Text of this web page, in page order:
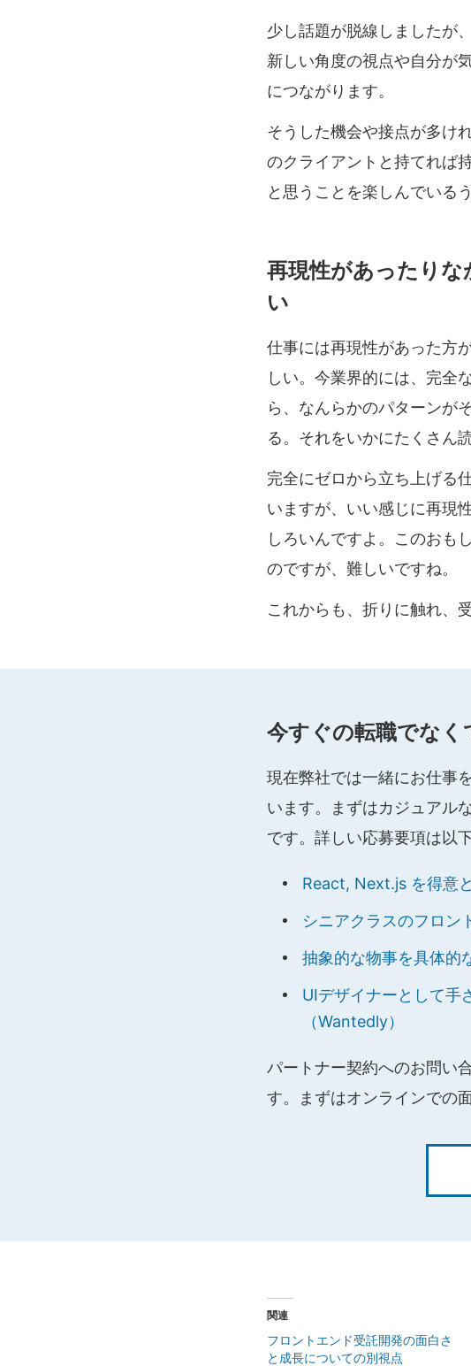
少し話題が脱線しましたが
新しい角度の視点や自分が
につながります。
そうした機会や接点が多け
のクライアントと持てれば
と思うことを楽しんでいる
再現性があったり
い
仕事には再現性があった方
しい。今業界的には、完全
ら、なんらかのパターンが
る。それをいかにたくさん
完全にゼロから立ち上げる
いますが、いい感じに再現
しろいんですよ。このおも
のですが、難しいですね。
これからも、折りに触れ、
今すぐの転職でな
現在弊社では一緒にお仕事
います。まずはカジュアル
です。詳しい応募要項は以
React, Next.js を得意
シニアクラスのフロン
抽象的な物事を具体的
UIデザイナーとして手
（Wantedly）
パートナー契約へのお問い
す。まずはオンラインでの
関連
フロントエンド受託開発の面白さ
と成長についての別視点